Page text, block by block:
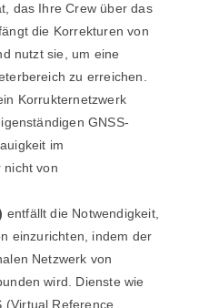
das Ihre Crew über das
die Korrekturen von
nutzt sie, um eine
zu erreichen.
Korrukternetzwerk
GNSS-
im
nicht von
entfällt die Notwendigkeit,
einzurichten, indem der
Netzwerk von
wird. Dienste wie
(Virtual Reference